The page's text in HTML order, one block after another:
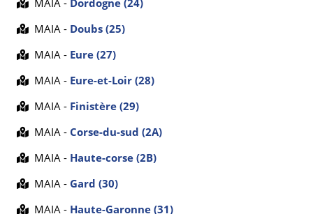
MAIA - Dordogne (24)
MAIA - Doubs (25)
MAIA - Eure (27)
MAIA - Eure-et-Loir (28)
MAIA - Finistère (29)
MAIA - Corse-du-sud (2A)
MAIA - Haute-corse (2B)
MAIA - Gard (30)
MAIA - Haute-Garonne (31)